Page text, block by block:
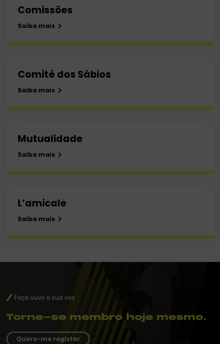
Comissões
Saiba mais
Comité dos Sábios
Saiba mais
Mutualidade
Saiba mais
L’amicale
Saiba mais
Faça ouvir a sua voz
Torne-se membro hoje mesmo.
Quero-me registar